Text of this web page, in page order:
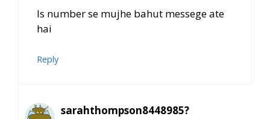
Is number se mujhe bahut messege ate
hai
Reply
sarahthompson8448985?